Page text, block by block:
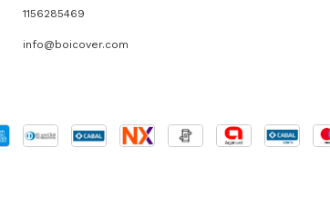
1156285469
info@boicover.com